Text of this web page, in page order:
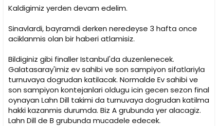
Kaldigimiz yerden devam edelim.
Sinavlardi, bayramdi derken neredeyse 3 hafta once
aciklanmis olan bir haberi atlamisiz.
Bildiginiz gibi finaller Istanbul'da duzenlenecek.
Galatasaray'imiz ev sahibi ve son sampiyon sifatlariyla
turnuvaya dogrudan katilacak. Normalde Ev sahibi ve
son sampiyon kontejanlari oldugu icin gecen sezon final
oynayan Lahn Dill takimi da turnuvaya dogrudan katilma
hakki kazanmis durumda. Biz A grubunda yer alacagiz.
Lahn Dill de B grubunda mucadele edecek.